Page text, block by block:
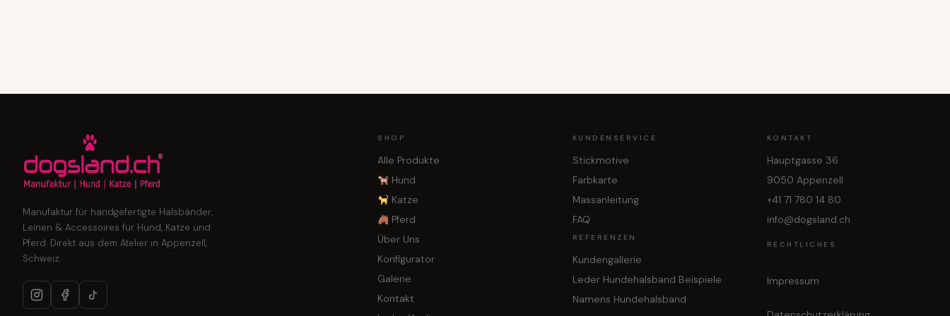
Manufaktur für handgefertigte Halsbänder,
Leinen & Accessoires für Hund, Katze und
Pferd. Direkt aus dem Atelier in Appenzell,
Schweiz.
SHOP
Alle Produkte
Hund
Katze
Pferd
Über Uns
Konfigurator
Galerie
Kontakt
KUNDENSERVICE
Stickmotive
Farbkarte
Massanleitung
FAQ
REFERENZEN
Kundengallerie
Leder Hundehalsband Beispiele
Namens Hundehalsband
KONTAKT
Hauptgasse 36
9050 Appenzell
+41 71 780 14 80
info@dogsland.ch
RECHTLICHES
Impressum